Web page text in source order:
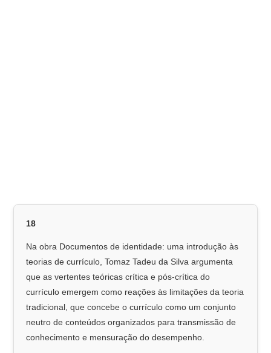
18
Na obra Documentos de identidade: uma introdução às
teorias de currículo, Tomaz Tadeu da Silva argumenta
que as vertentes teóricas crítica e pós-crítica do
currículo emergem como reações às limitações da teoria
tradicional, que concebe o currículo como um conjunto
neutro de conteúdos organizados para transmissão de
conhecimento e mensuração do desempenho.